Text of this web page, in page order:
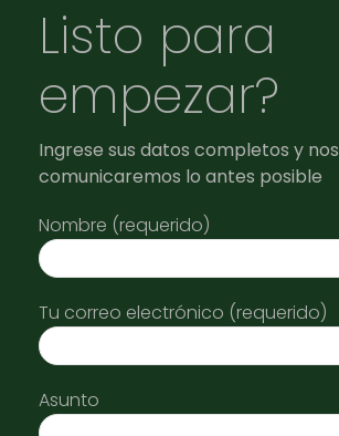
Listo para
empezar?
Ingrese sus datos completos y nos
comunicaremos lo antes posible
Nombre (requerido)
Tu correo electrónico (requerido)
Asunto